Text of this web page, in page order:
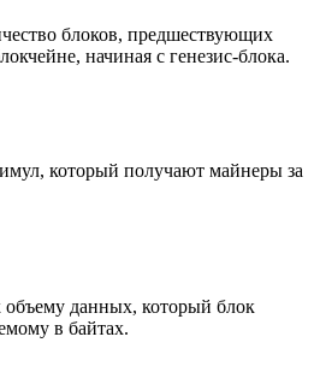
блоков, предшествующих
начиная с генезис-блока.
который получают майнеры за
объему данных, который блок
в байтах.